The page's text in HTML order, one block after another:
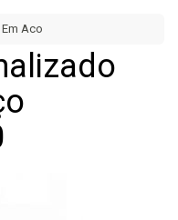
Aco